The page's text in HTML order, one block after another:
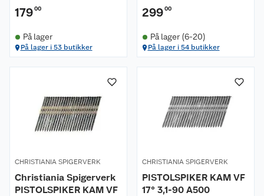
17900
På lager
På lager i 53 butikker
29900
På lager (6-20)
På lager i 54 butikker
CHRISTIANIA SPIGERVERK
Christiania Spigerverk
PISTOLSPIKER KAM VF
CHRISTIANIA SPIGERVERK
PISTOLSPIKER KAM VF
17° 3,1-90 A500